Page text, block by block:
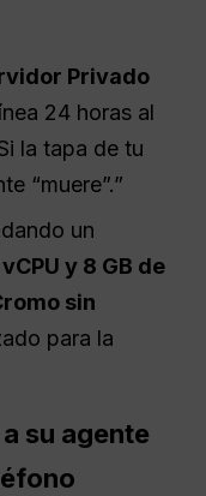
Privado
24 horas al
la tapa de tu
“muere”.”
un
y 8 GB de
sin
para la
su agente